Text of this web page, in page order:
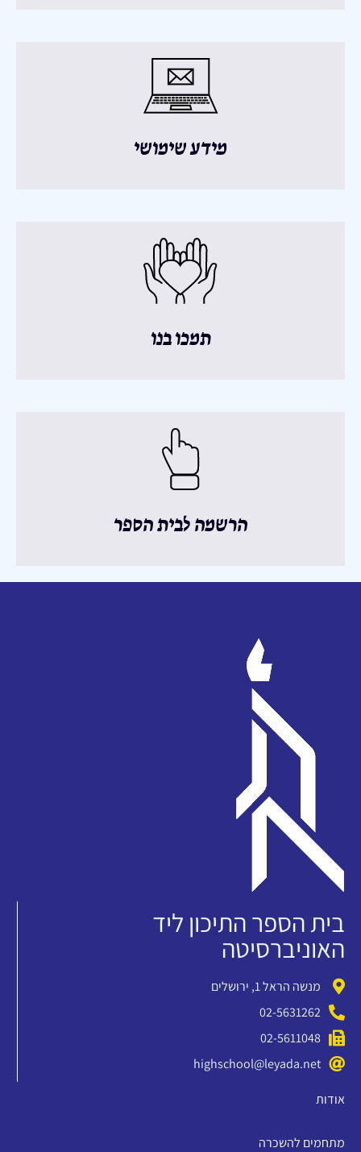
מידע שימושי
תמכו בנו
הרשמה לבית הספר
בית הספר התיכון ליד
האוניברסיטה
מנשה הראל 1, ירושלים
02-5631262
02-5611048
highschool@leyada.net
אודות
מתחמים להשכרה